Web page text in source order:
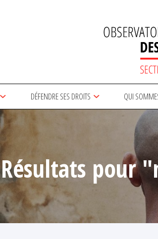
DÉFENDRE SES DROITS QUI
Résultats pour